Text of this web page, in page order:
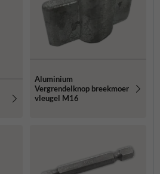
Aluminium
Vergrendelknop breekmoer
vleugel M16